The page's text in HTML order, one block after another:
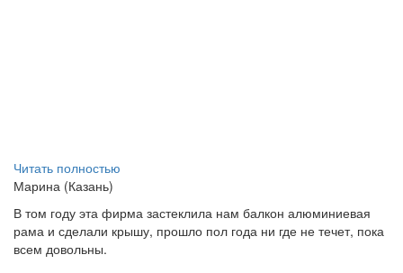
Читать полностью
Марина (Казань)
В том году эта фирма застеклила нам балкон алюминиевая
рама и сделали крышу, прошло пол года ни где не течет, пока
всем довольны.